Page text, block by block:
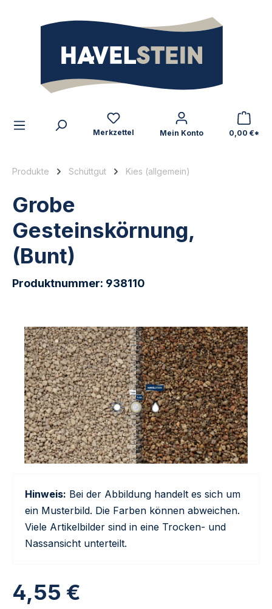
Zum Inhalt
Merkzettel Mein Konto 0,00 €*
Produkte Schüttgut Kies (allgemein)
Grobe
Gesteinskörnung,
(Bunt)
Produktnummer: 938110
Hinweis: Bei der Abbildung handelt es sich um
ein Musterbild. Die Farben können abweichen.
Viele Artikelbilder sind in eine Trocken- und
Nassansicht unterteilt.
4,55 €